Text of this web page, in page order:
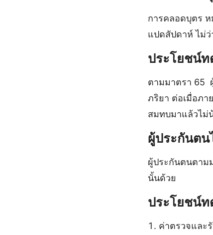
การคลอดบุตร ห
แปดสัปดาห์ ไม่
ประโยชน์
ตามมาตรา 65
ภริยา ต่อเมื่อภา
สมทบมาแล้วไม่
ผู้ประกันตน
ผู้ประกันตนตาม
นั้นด้วย
ประโยชน์
ค่าตรวจและ